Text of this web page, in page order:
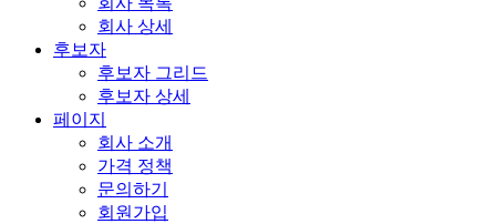
회사 상세
후보자
후보자 그리드
후보자 상세
페이지
회사 소개
가격 정책
문의하기
회원가입